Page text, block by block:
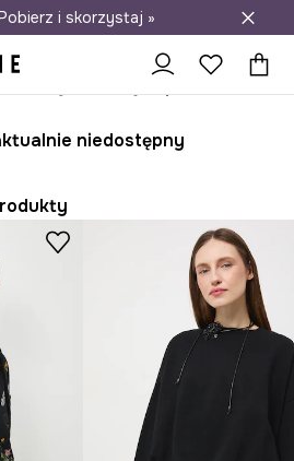
dostawa do salonów
i skorzystaj »
niedostępny